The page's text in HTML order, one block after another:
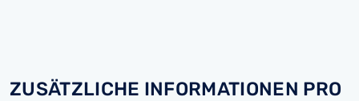
ZUSÄTZLICHE INFORMATIONEN PRO